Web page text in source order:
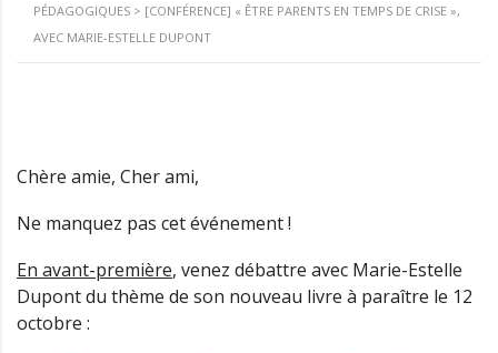
PÉDAGOGIQUES > [CONFÉRENCE] « ÊTRE PARENTS EN TEMPS DE CRISE »,
AVEC MARIE-ESTELLE DUPONT
Chère amie, Cher ami,
Ne manquez pas cet événement !
En avant-première, venez débattre avec Marie-Estelle
Dupont du thème de son nouveau livre à paraître le 12
octobre :